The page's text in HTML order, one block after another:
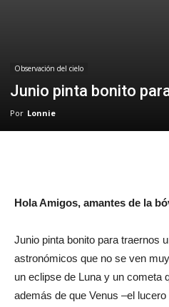
Observación del cielo
Junio pinta bonito
Por Lonnie
Hola Amigos, amantes de la
Junio pinta bonito para traernos
astronómicos que no se ven
un eclipse de Luna y un cometa
además de que Venus –el